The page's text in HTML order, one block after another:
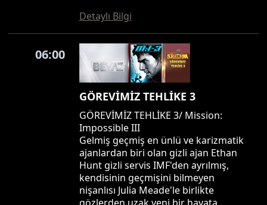
Detaylı Bilgi
06:00
GÖREVİMİZ TEHLİKE 3
GÖREVİMİZ TEHLİKE 3/ Mission:
Impossible III
Gelmiş geçmiş en ünlü ve karizmatik
ajanlardan biri olan gizli ajan Ethan
Hunt gizli servis IMF'den ayrılmış,
kendisinin geçmişini bilmeyen
nişanlısı Julia Meade'le birlikte